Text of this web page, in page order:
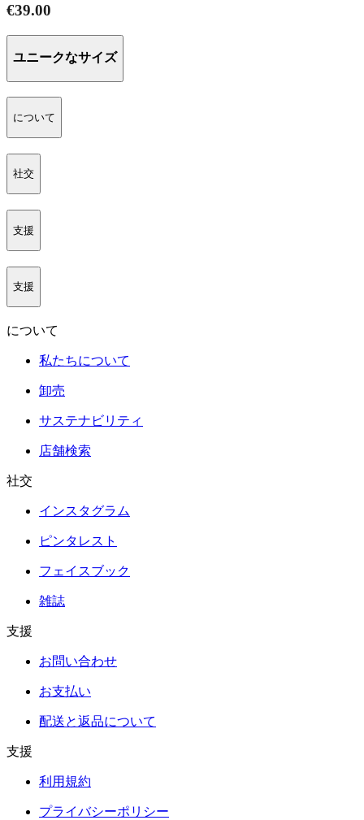
€39.00
ユニークなサイズ
について
社交
支援
支援
について
私たちについて
卸売
サステナビリティ
店舗検索
社交
インスタグラム
ピンタレスト
フェイスブック
雑誌
支援
お問い合わせ
お支払い
配送と返品について
支援
利用規約
プライバシーポリシー